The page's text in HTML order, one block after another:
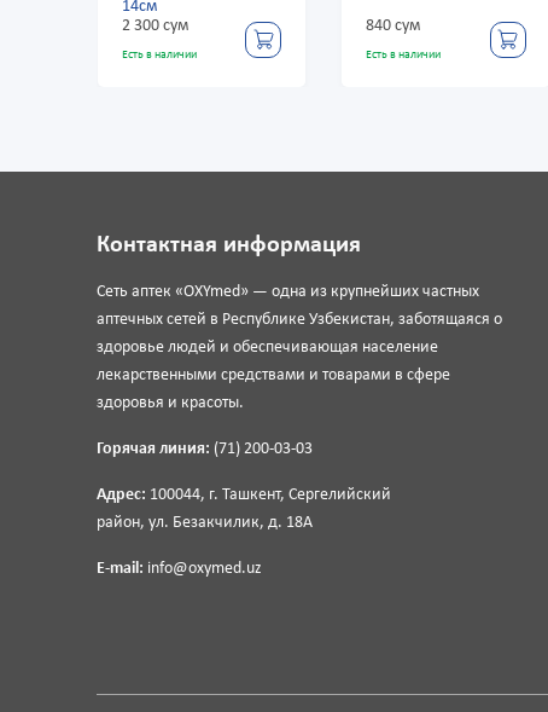
Есть в наличии Есть в наличии
Контактная информация
Сеть аптек «OXYmed» — одна из крупнейших частных
аптечных сетей в Республике Узбекистан, заботящаяся о
здоровье людей и обеспечивающая население
лекарственными средствами и товарами в сфере
здоровья и красоты.
Горячая линия: (71) 200-03-03
Адрес: 100044, г. Ташкент, Сергелийский
район, ул. Безакчилик, д. 18А
E-mail: info@oxymed.uz